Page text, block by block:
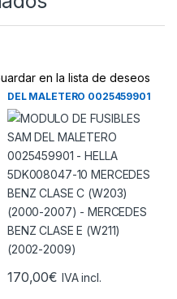
en la lista de deseos
MODULO DE FUSIBLES SAM
DEL MALETERO 0025459901
– HELLA 5DK008047-10
MERCEDES BENZ CLASE C
(W203) (2000-2007) –
MERCEDES BENZ CLASE E
(W211) (2002-2009)
170,00€ IVA incl.